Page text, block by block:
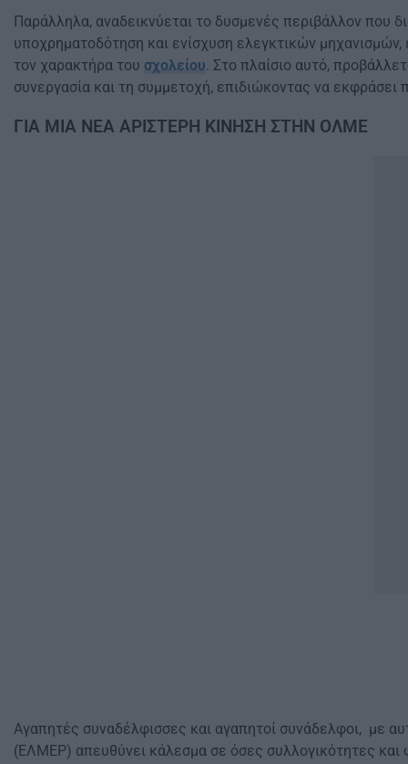
Παράλληλα, αναδεικνύεται το δυσμενές περιβάλλον που
υποχρηματοδότηση και ενίσχυση ελεγκτικών
τον χαρακτήρα του σχολείου. Στο πλαίσιο αυτό,
συνεργασία και τη συμμετοχή, επιδιώκοντας να
ΓΙΑ ΜΙΑ ΝΕΑ ΑΡΙΣΤΕΡΗ ΚΙΝΗΣΗ ΣΤΗΝ ΟΛΜΕ
Αγαπητές συναδέλφισσες και αγαπητοί συνάδελφοι, με
(ΕΛΜΕΡ) απευθύνει κάλεσμα σε όσες συλλογικότητες και